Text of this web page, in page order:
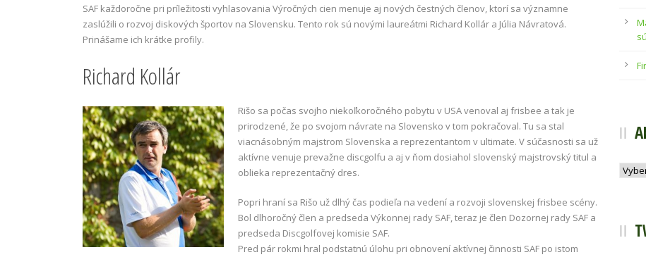
SAF každoročne pri príležitosti vyhlasovania Výročných cien menuje aj nových čestných členov, ktorí sa významne
zaslúžili o rozvoj diskových športov na Slovensku. Tento rok sú novými laureátmi Richard Kollár a Júlia Návratová.
Prinášame ich krátke profily.
Richard Kollár
Rišo sa počas svojho niekoľkoročného pobytu v USA venoval aj frisbee a tak je
prirodzené, že po svojom návrate na Slovensko v tom pokračoval. Tu sa stal
viacnásobným majstrom Slovenska a reprezentantom v ultimate. V súčasnosti sa už
aktívne venuje prevažne discgolfu a aj v ňom dosiahol slovenský majstrovský titul a
oblieka reprezentačný dres.
Popri hraní sa Rišo už dlhý čas podieľa na vedení a rozvoji slovenskej frisbee scény.
Bol dlhoročný člen a predseda Výkonnej rady SAF, teraz je člen Dozornej rady SAF a
predseda Discgolfovej komisie SAF.
Pred pár rokmi hral podstatnú úlohu pri obnovení aktívnej činnosti SAF po istom
Archív